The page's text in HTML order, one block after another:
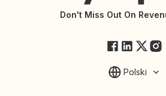
Yotpo StatusDon't Miss Out On
Polski